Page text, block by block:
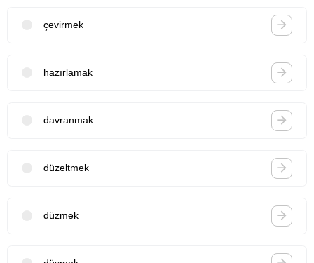
çevirmek
hazırlamak
davranmak
düzeltmek
düzmek